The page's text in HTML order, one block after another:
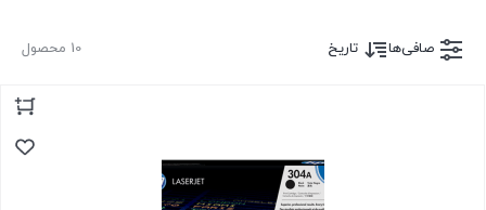
10 محصول صافی‌ها تاریخ